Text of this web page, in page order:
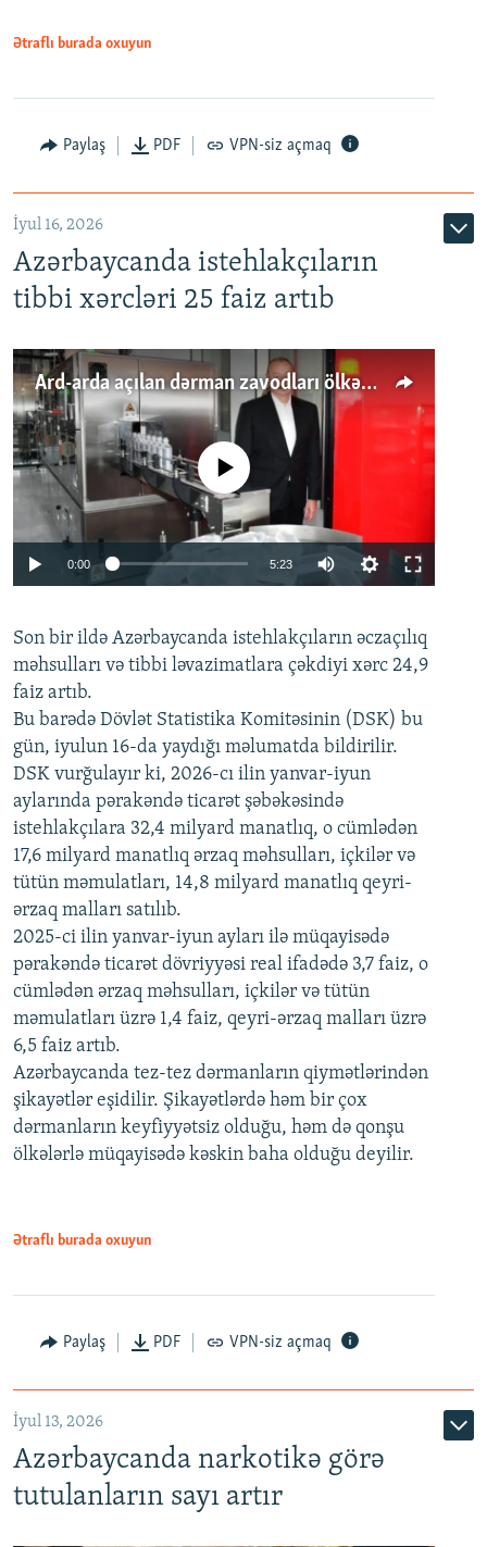
Ətraflı burada oxuyun
Paylaş PDF VPN-siz açmaq
İyul 16, 2026
Azərbaycanda istehlakçıların
tibbi xərcləri 25 faiz artıb
Ard-arda açılan dərman zavodları ölkənin tələbatını ödəyirmi?
Auto 240p 360p 480p
720p 1080p
No media source currently available
0:00 5:23
360p
480p
720p
1080p
Son bir ildə Azərbaycanda istehlakçıların əczaçılıq
məhsulları və tibbi ləvazimatlara çəkdiyi xərc 24,9
faiz artıb.
Bu barədə Dövlət Statistika Komitəsinin (DSK) bu
gün, iyulun 16-da yaydığı məlumatda bildirilir.
DSK vurğulayır ki, 2026-cı ilin yanvar-iyun
aylarında pərakəndə ticarət şəbəkəsində
istehlakçılara 32,4 milyard manatlıq, o cümlədən
17,6 milyard manatlıq ərzaq məhsulları, içkilər və
tütün məmulatları, 14,8 milyard manatlıq qeyri-
ərzaq malları satılıb.
2025-ci ilin yanvar-iyun ayları ilə müqayisədə
pərakəndə ticarət dövriyyəsi real ifadədə 3,7 faiz, o
cümlədən ərzaq məhsulları, içkilər və tütün
məmulatları üzrə 1,4 faiz, qeyri-ərzaq malları üzrə
6,5 faiz artıb.
Azərbaycanda tez-tez dərmanların qiymətlərindən
şikayətlər eşidilir. Şikayətlərdə həm bir çox
dərmanların keyfiyyətsiz olduğu, həm də qonşu
ölkələrlə müqayisədə kəskin baha olduğu deyilir.
Ətraflı burada oxuyun
Paylaş PDF VPN-siz açmaq
İyul 13, 2026
Azərbaycanda narkotikə görə
tutulanların sayı artır